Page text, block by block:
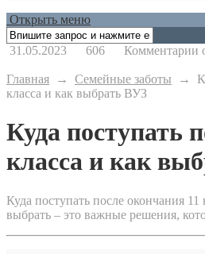
Открыть меню
31.05.2023 606 Комментарии к
и
Главная → Семейные заботы →
класса и как выбрать ВУЗ
Куда поступать
класса и как
Куда поступать после окончания
выбрать – это важные решения,